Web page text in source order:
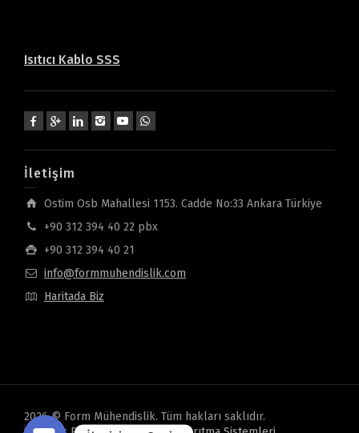
Isıtıcı Kablo SSS
İletişim
Ostim Osb Mahallesi 1153. Cadde No:33 Ankara Türkiye
+90 312 394 40 22 pbx
+90 312 394 40 21
info@formmuhendislik.com
Haritada Biz
2026 © Form Mühendislik. Tüm hakları saklıdır.